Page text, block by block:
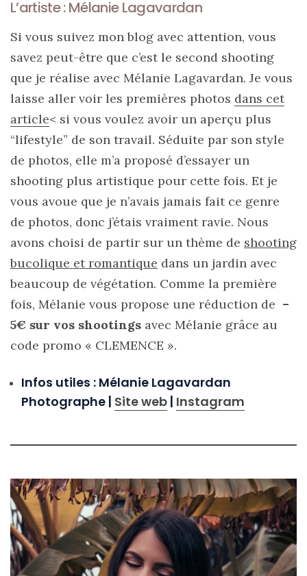
DU BLOG
Beauté
(640)
Actualités
beauté
(10)
Conseils
beauté
(54)
Favoris
et
déceptions
(27)
Revues
(478)
Lifestyle
Bonnes
(43)
Coups
de
coeur
L’artiste : Mélanie Lagavardan
Si vous suivez mon blog avec attention, vous
savez peut-être que c’est le second shooting
que je réalise avec Mélanie Lagavardan. Je vous
laisse aller voir les premières photos dans cet
article< si vous voulez avoir un aperçu plus
“lifestyle” de son travail. Séduite par son style
de photos, elle m’a proposé d’essayer un
shooting plus artistique pour cette fois. Et je
vous avoue que je n’avais jamais fait ce genre
de photos, donc j’étais vraiment ravie. Nous
avons choisi de partir sur un thème de shooting
bucolique et romantique dans un jardin avec
beaucoup de végétation. Comme la première
fois, Mélanie vous propose une réduction de –
5€ sur vos shootings avec Mélanie grâce au
code promo « CLEMENCE ».
Infos utiles : Mélanie Lagavardan
Photographe | Site web | Instagram